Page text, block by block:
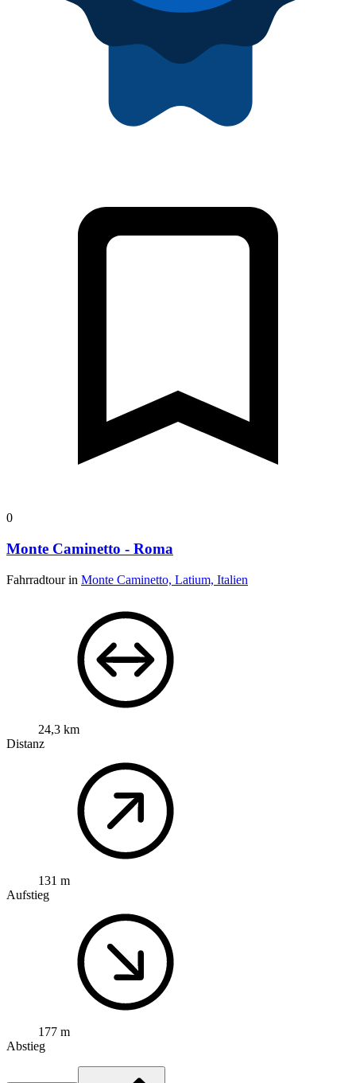
0
Monte Caminetto - Roma
Fahrradtour in Monte Caminetto, Latium, Italien
24,3 km
Distanz
131 m
Aufstieg
177 m
Abstieg